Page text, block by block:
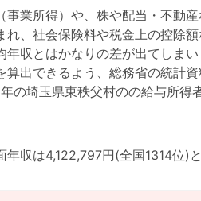
業所得）や、株や配当・不動
、社会保険料や税金上の控除
収とはかなりの差が出てしま
算出できるよう、総務省の統計
の埼玉県東秩父村のの給与所得
収は4,122,797円(全国1314位)と